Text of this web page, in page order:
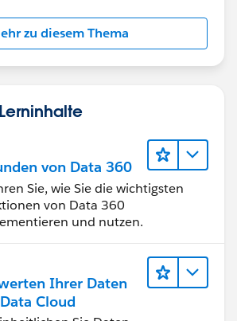
zu diesem Thema
von Data 360
Sie, wie Sie die wichtigsten
von Data 360
und nutzen.
Ihrer Daten
Cloud